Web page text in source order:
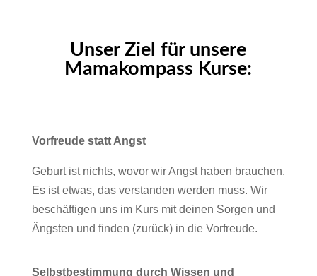
Unser Ziel für unsere
Mamakompass Kurse:
Vorfreude statt Angst
Geburt ist nichts, wovor wir Angst haben brauchen.
Es ist etwas, das verstanden werden muss. Wir
beschäftigen uns im Kurs mit deinen Sorgen und
Ängsten und finden (zurück) in die Vorfreude.
Selbstbestimmung durch Wissen und